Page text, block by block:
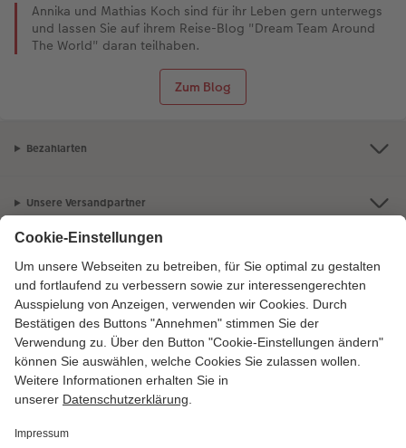
Annika und Mathias Koch sind für ihr Leben gern unterwegs
und lassen Sie auf ihrem Reise-Blog "Dream Team Around
The World" daran teilhaben.
Zum Blog
Bezahlarten
Unsere Versandpartner
Zertifizierungen & Initiativen
CEWE Fotowelt